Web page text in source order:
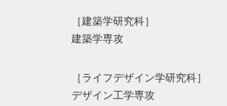
［建築学研究科］
建築学専攻
［ライフデザイン学研究科］
デザイン工学専攻